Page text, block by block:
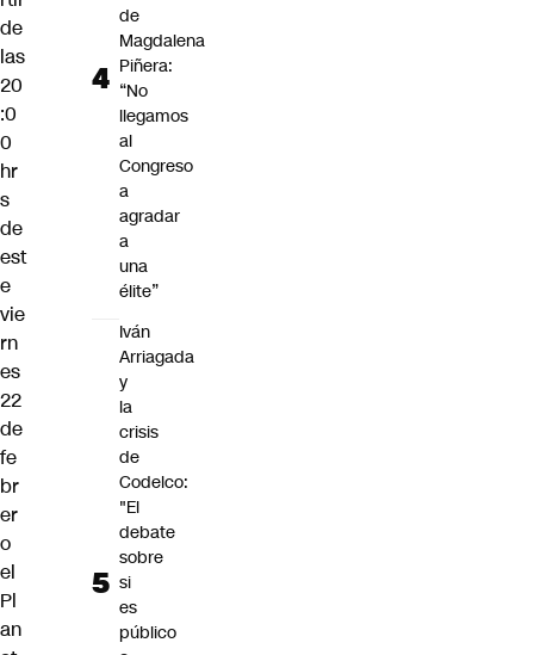
de
las
20
:0
0
hr
s
de
est
e
vie
rn
es
22
de
fe
br
er
o
el
Pl
an
de
Magdalena
Piñera:
“No
llegamos
al
Congreso
a
agradar
a
una
élite”
Iván
Arriagada
y
la
crisis
de
Codelco:
"El
debate
sobre
si
es
público